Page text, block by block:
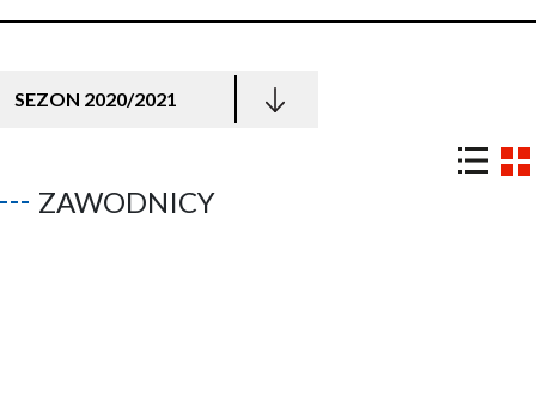
SEZON 2020/2021
ZAWODNICY